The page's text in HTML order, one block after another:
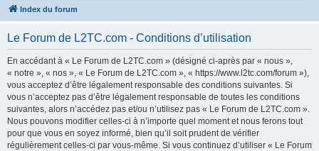
Index du forum
Le Forum de L2TC.com - Conditions d’utilisation
En accédant à « Le Forum de L2TC.com » (désigné ci-après par « nous »,
« notre », « nos », « Le Forum de L2TC.com », « https://www.l2tc.com/forum »),
vous acceptez d’être légalement responsable des conditions suivantes. Si
vous n’acceptez pas d’être légalement responsable de toutes les conditions
suivantes, alors n’accédez pas et/ou n’utilisez pas « Le Forum de L2TC.com ».
Nous pouvons modifier celles-ci à n’importe quel moment et nous ferons tout
pour que vous en soyez informé, bien qu’il soit prudent de vérifier
régulièrement celles-ci par vous-même. Si vous continuez d’utiliser « Le Forum